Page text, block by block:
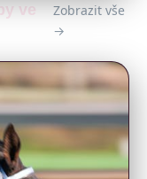
ve
Zobrazit vše
→